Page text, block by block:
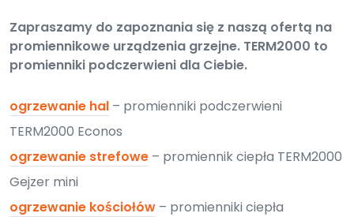
Zapraszamy do zapoznania się z naszą ofertą na
promiennikowe urządzenia grzejne. TERM2000 to
promienniki podczerwieni dla Ciebie.
ogrzewanie hal – promienniki podczerwieni
TERM2000 Econos
ogrzewanie strefowe – promiennik ciepła TERM2000
Gejzer mini
ogrzewanie kościołów – promienniki ciepła